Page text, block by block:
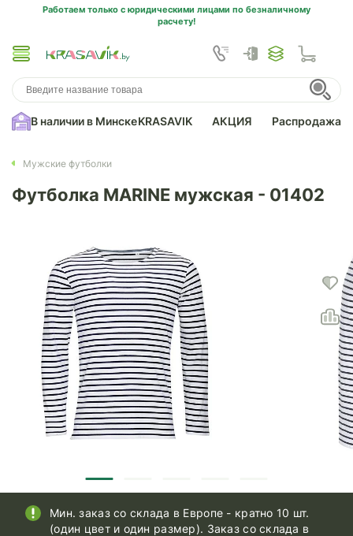
Работаем только с юридическими лицами по безналичному
расчету!
В наличии в МинскеKRASAVIK АКЦИЯ Распродажа
Мужские футболки
Футболка MARINE мужская - 01402
Мин. заказ со склада в Европе - кратно 10 шт.
(один цвет и один размер). Заказ со склада в